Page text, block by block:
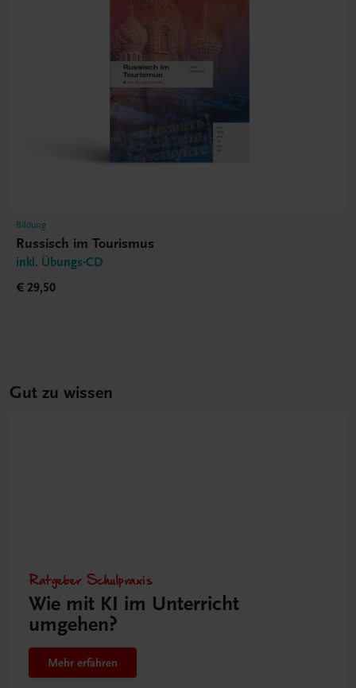
Bildung
Russisch im Tourismus
inkl. Übungs-CD
€ 29,50
Gut zu wissen
Ratgeber Schulpraxis
Wie mit KI im Unterricht
umgehen?
Mehr erfahren